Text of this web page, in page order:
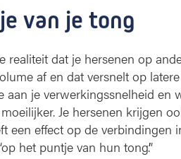
van je tong
realiteit dat je hersenen op
af en dat versnelt op
aan je verwerkingssnelheid
Je hersenen krijgen
een effect op de verbindingen
het puntje van hun tong’.”